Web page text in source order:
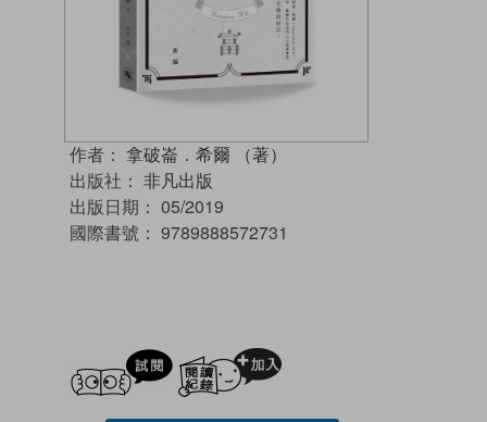
作者： 拿破崙．希爾 （著）
出版社： 非凡出版
出版日期： 05/2019
國際書號： 9789888572731
試閲